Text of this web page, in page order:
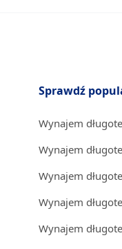
Sprawdź
Wynajem
Wynajem
Wynajem
Wynajem
Wynajem